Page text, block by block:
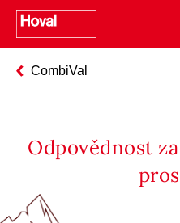
CombiVal
Odpovědnost